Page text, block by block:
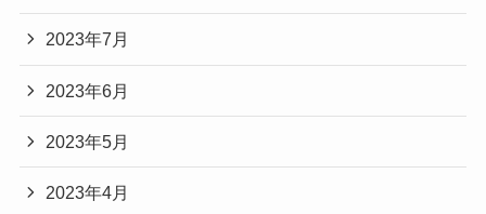
2023年7月
2023年6月
2023年5月
2023年4月